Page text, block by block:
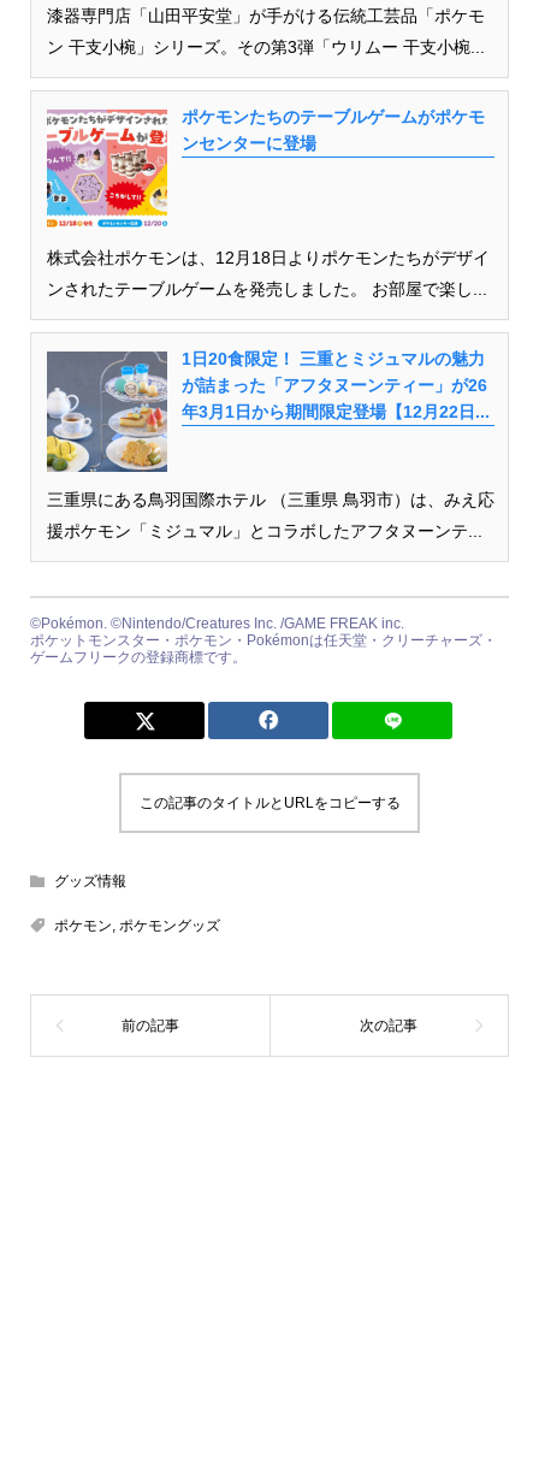
漆器専門店「山田平安堂」が手がける伝統工芸品「ポケモ
ン 干支小椀」シリーズ。その第3弾「ウリムー 干支小椀...
ポケモンたちのテーブルゲームがポケモ
ンセンターに登場
株式会社ポケモンは、12月18日よりポケモンたちがデザイ
ンされたテーブルゲームを発売しました。 お部屋で楽し...
1日20食限定！ 三重とミジュマルの魅力
が詰まった「アフタヌーンティー」が26
年3月1日から期間限定登場【12月22日...
三重県にある鳥羽国際ホテル （三重県 鳥羽市）は、みえ応
援ポケモン「ミジュマル」とコラボしたアフタヌーンテ...
©Pokémon. ©Nintendo/Creatures Inc. /GAME FREAK inc.
ポケットモンスター・ポケモン・Pokémonは任天堂・クリーチャーズ・
ゲームフリークの登録商標です。
この記事のタイトルとURLをコピーする
グッズ情報
ポケモン, ポケモングッズ